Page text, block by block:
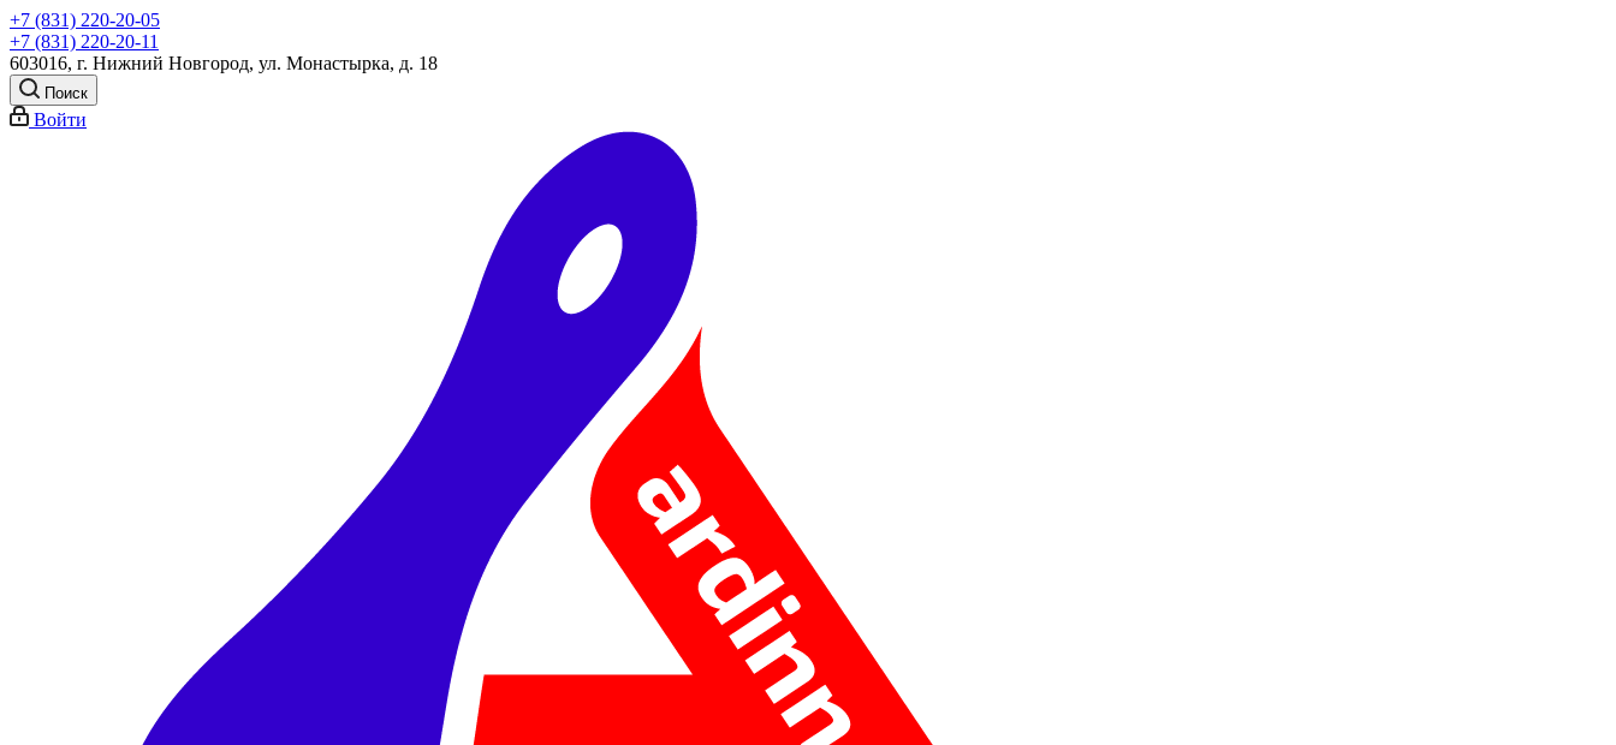
+7 (831) 220-20-05
+7 (831) 220-20-11
603016, г. Нижний Новгород, ул. Монастырка, д. 18
Поиск
Войти